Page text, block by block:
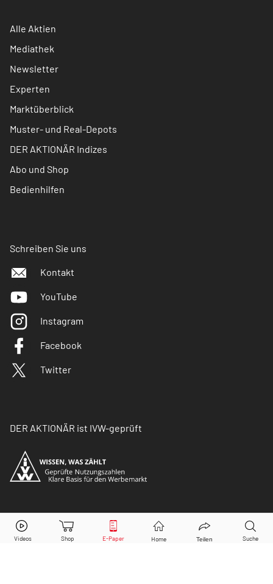
Alle Aktien
Mediathek
Newsletter
Experten
Marktüberblick
Muster- und Real-Depots
DER AKTIONÄR Indizes
Abo und Shop
Bedienhilfen
Schreiben Sie uns
Kontakt
YouTube
Instagram
Facebook
Twitter
DER AKTIONÄR ist IVW-geprüft
© Copyright 2026 Börsenmedien AG. Alle Rechte